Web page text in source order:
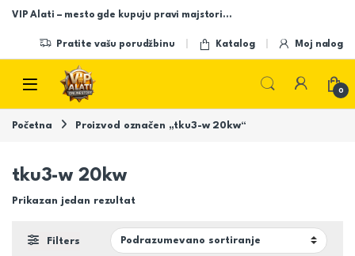
Skip to navigation
Skip to content
VIP Alati – mesto gde kupuju pravi majstori…
Pratite vašu porudžbinu Katalog Moj nalog
Open
0
Početna Proizvod označen „tku3-w 20kw“
tku3-w 20kw
Prikazan jedan rezultat
Filters